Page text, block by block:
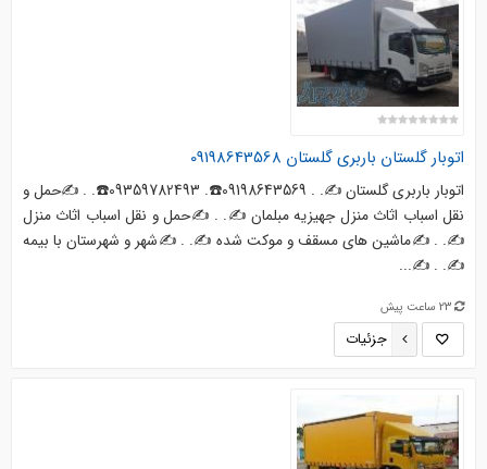
اتوبار گلستان باربری گلستان 09198643568
اتوبار باربری گلستان ✍. . 09198643569☎️. 09359782493☎️. . ✍حمل و
نقل اسباب اثاث منزل جهیزیه مبلمان ✍. . ✍حمل و نقل اسباب اثاث منزل
✍. . ✍ماشین های مسقف و موکت شده ✍. . ✍شهر و شهرستان با بیمه
✍. . ✍...
23 ساعت پیش
جزئیات